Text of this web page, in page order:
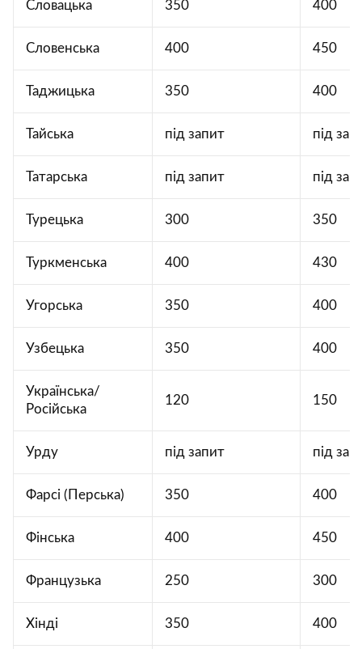
Словацька 350 400
Словенська 400 450
Таджицька 350 400
Тайська під запит під
Татарська під запит під
Турецька 300 350
Туркменська 400 430
Угорська 350 400
Узбецька 350 400
Українська/
Російська
120 150
Урду під запит під
Фарсі (Перська) 350 400
Фінська 400 450
Французька 250 300
Хінді 350 400